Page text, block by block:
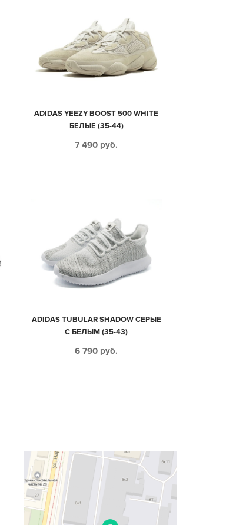
ADIDAS YEEZY BOOST 500 WHITE
БЕЛЫЕ (35-44)
7 490 руб.
ADIDAS TUBULAR SHADOW СЕРЫЕ
С БЕЛЫМ (35-43)
6 790 руб.